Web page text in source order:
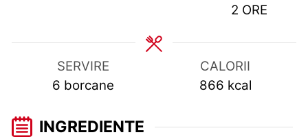
2HOURS
ORE
SERVIRE
6 borcane
CALORII
866 kcal
INGREDIENTE